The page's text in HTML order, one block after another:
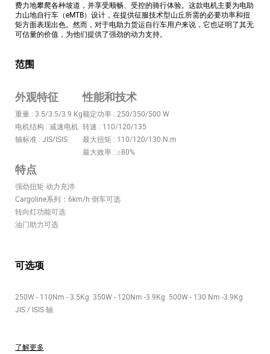
费力地攀爬各种坡道，并享受顺畅、受控的骑行体验。这款电机主要为电助
力山地自行车（eMTB）设计，在提供征服技术型山丘所需的必要功率和扭
矩方面表现出色。然而，对于电助力货运自行车用户来说，它也证明了其无
可估量的价值，为他们提供了强劲的动力支持。
范围
外观特征
重量 : 3.5/3.5/3.9 Kg
电机结构 : 减速电机
轴标准 : JIS/ISIS
性能和技术
额定功率 : 250/350/500 W
转速 : 110/120/135
最大扭矩 : 110/120/130 N.m
最大效率 : ≥80%
特点
强劲扭矩 动力充沛
Cargoline系列：6km/h 倒车可选
转向灯功能可选
油门助力可选
可选项
250W - 110Nm - 3.5Kg 350W - 120Nm -3.9Kg 500W - 130 Nm -3.9Kg
JIS / ISIS 轴
了解更多